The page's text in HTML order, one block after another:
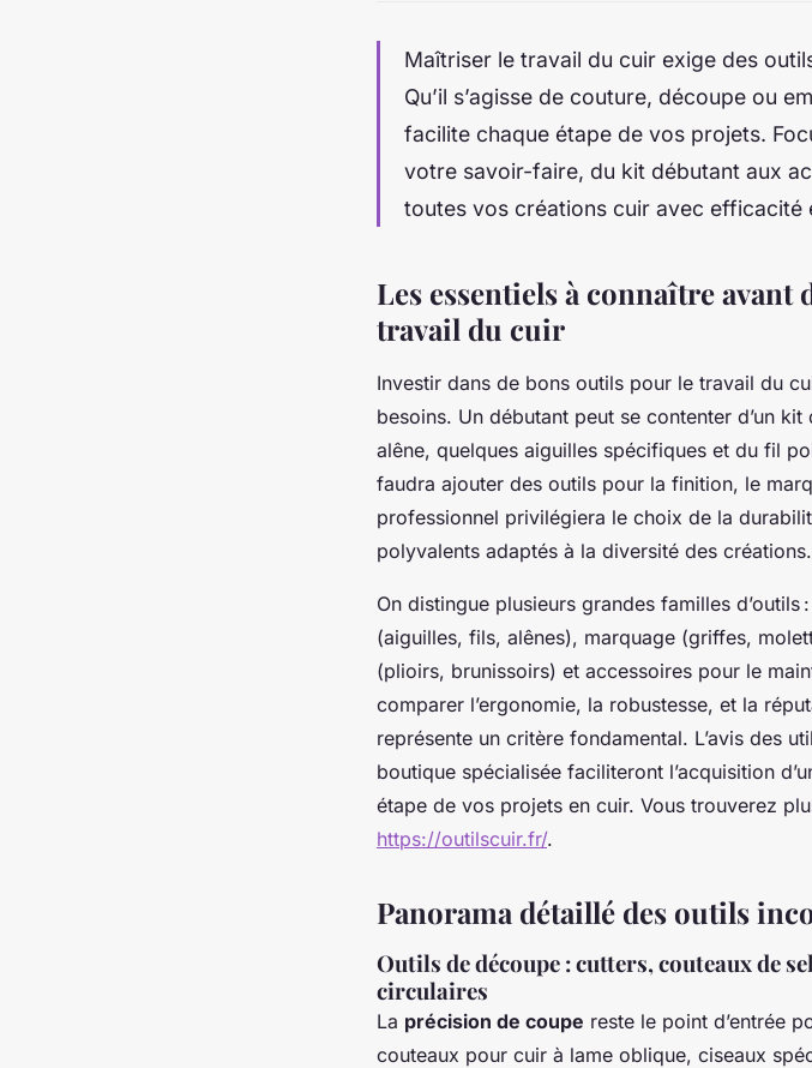
Maîtriser le travail du cuir exige des
Qu’il s’agisse de couture, découpe ou
facilite chaque étape de vos projets.
votre savoir-faire, du kit débutant aux
toutes vos créations cuir avec efficacité
Les essentiels à connaître avant
travail du cuir
Investir dans de bons outils pour le travail du
besoins. Un débutant peut se contenter d’un
alêne, quelques aiguilles spécifiques et du fil
faudra ajouter des outils pour la finition, le
professionnel privilégiera le choix de la
polyvalents adaptés à la diversité des créations.
On distingue plusieurs grandes familles
(aiguilles, fils, alênes), marquage (griffes,
(plioirs, brunissoirs) et accessoires pour le
comparer l’ergonomie, la robustesse, et la
représente un critère fondamental. L’avis des
boutique spécialisée faciliteront l’acquisition
étape de vos projets en cuir. Vous trouverez
https://outilscuir.fr/.
Panorama détaillé des outils
Outils de découpe : cutters, couteaux de
circulaires
La précision de coupe reste le point d’entrée
couteaux pour cuir à lame oblique, ciseaux